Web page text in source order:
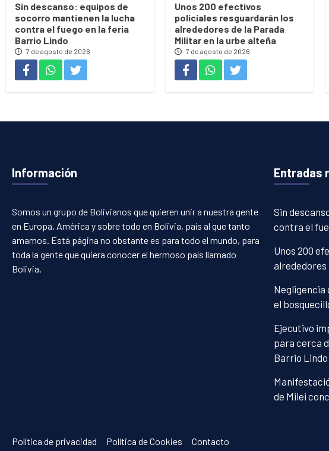
Sin descanso: equipos de
socorro mantienen la lucha
contra el fuego en la feria
Barrio Lindo
7 de agosto de 2026
Unos 200 efectivos
policiales resguardarán los
alrededores de la Parada
Militar en la urbe alteña
7 de agosto de 2026
Información
Somos un grupo de Bolivianos que quieren unir a nuestra gente
en Europa, América y sobre todo en Bolivia, país al que tanto
amamos. Está página no obstante es para todo el mundo, para
toda la gente que quiera conocer el hermoso país llamado
Bolivia.
Entradas
Sin
contra el
Unos 200
alrededores
Negligencia
el
Ejecutivo
para cerca
Barrio Lindo
de Milei
Política de privacidad Política de Cookies Contacto